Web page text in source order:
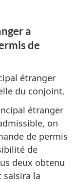
a
de
étranger
du conjoint.
étranger
on
de permis
de
deux obtenu
saisira la